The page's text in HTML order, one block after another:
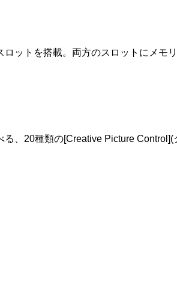
ットを搭載。両方のスロットにメモ
、20種類の[Creative Picture